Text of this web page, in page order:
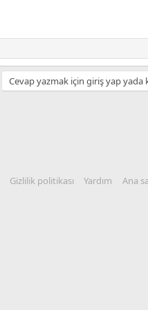
Cevap yazmak için giriş yap yada
Gizlilik politikası Yardım Ana